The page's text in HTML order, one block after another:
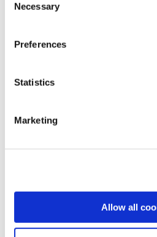
Selection
Necessary
Preferences
Statistics
Marketing
Allow all
カプコン ファイティング コレク